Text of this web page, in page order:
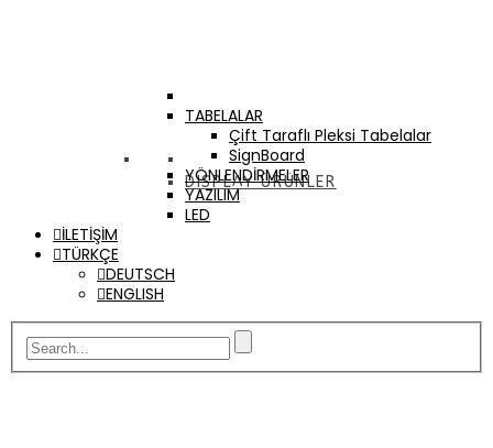
DISPLAY ÜRÜNLER
TABELALAR
Çift Taraflı Pleksi Tabelalar
SignBoard
YÖNLENDİRMELER
YAZILIM
LED
İLETİŞİM
TÜRKÇE
DEUTSCH
ENGLISH